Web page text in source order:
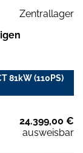
Zentrallager
81kW (110PS)
24.399,00 €
ausweisbar